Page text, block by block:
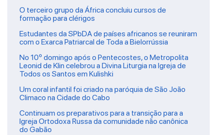
O terceiro grupo da África concluiu cursos de
formação para clérigos
Estudantes da SPbDA de países africanos se reuniram
com o Exarca Patriarcal de Toda a Bielorrússia
No 10º domingo após o Pentecostes, o Metropolita
Leonid de Klin celebrou a Divina Liturgia na Igreja de
Todos os Santos em Kulishki
Um coral infantil foi criado na paróquia de São João
Climaco na Cidade do Cabo
Continuam os preparativos para a transição para a
Igreja Ortodoxa Russa da comunidade não canônica
do Gabão